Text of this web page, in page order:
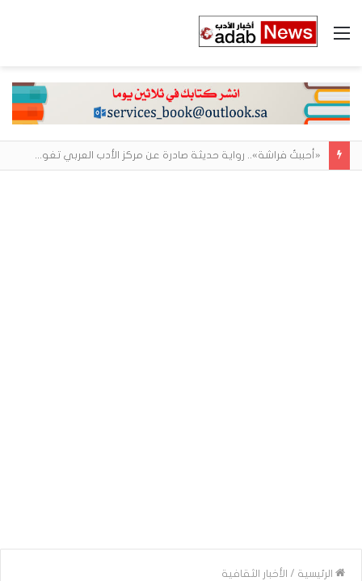
القائمة
الرئيسية / الأخبار الثقافية